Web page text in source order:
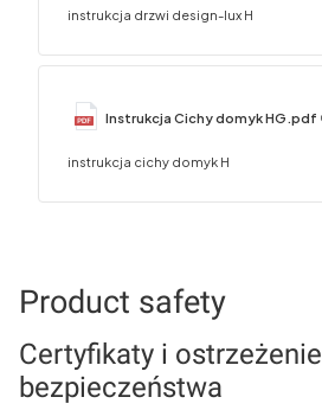
instrukcja drzwi design-lux H
Instrukcja Cichy domyk HG.pdf
instrukcja cichy domyk H
Product safety
Certyfikaty i ostrzeżenie
bezpieczeństwa